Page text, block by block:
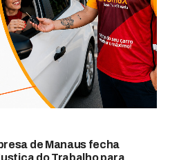
de Manaus fecha
do Trabalho para